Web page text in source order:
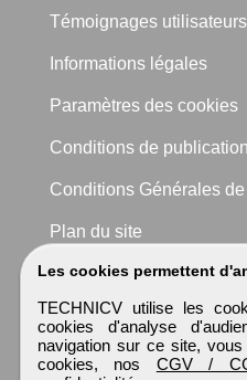
Les cookies permettent
TECHNICV utilise les
cookies d'analyse
navigation sur ce site,
cookies, nos CGV /
Témoignages utilisateurs
Informations légales
Paramètres des cookies
Conditions de publication
Conditions Générales de
Plan du site